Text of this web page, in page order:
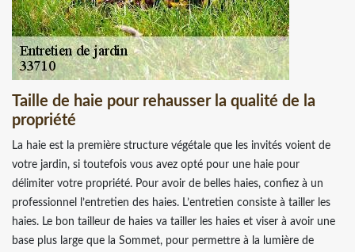
Taille de haie pour rehausser la qualité de la
propriété
La haie est la première structure végétale que les invités voient de
votre jardin, si toutefois vous avez opté pour une haie pour
délimiter votre propriété. Pour avoir de belles haies, confiez à un
professionnel l’entretien des haies. L’entretien consiste à tailler les
haies. Le bon tailleur de haies va tailler les haies et viser à avoir une
base plus large que la Sommet, pour permettre à la lumière de